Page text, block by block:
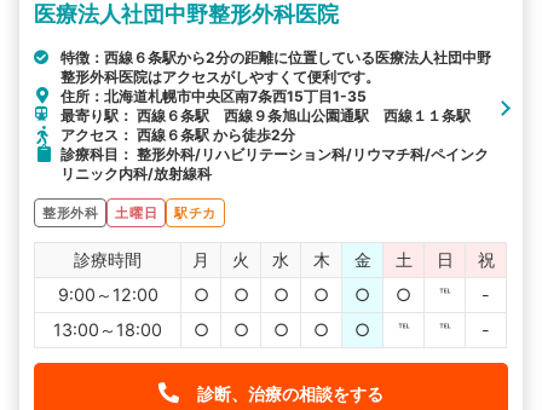
医療法人社団中野整形外科医院
特徴：西線６条駅から2分の距離に位置している医療法人社団中野
整形外科医院はアクセスがしやすくて便利です。
住所：北海道札幌市中央区南7条西15丁目1-35
最寄り駅： 西線６条駅 西線９条旭山公園通駅 西線１１条駅
アクセス： 西線６条駅 から徒歩2分
診療科目： 整形外科/リハビリテーション科/リウマチ科/ペインク
リニック内科/放射線科
整形外科 土曜日 駅チカ
診療時間 月 火 水 木 金 土 日
祝
9:00～12:00
○ ○ ○ ○ ○ ○ ℡
-
13:00～18:00
○ ○ ○ ○ ○ ℡ ℡ -
診断、治療の相談をする